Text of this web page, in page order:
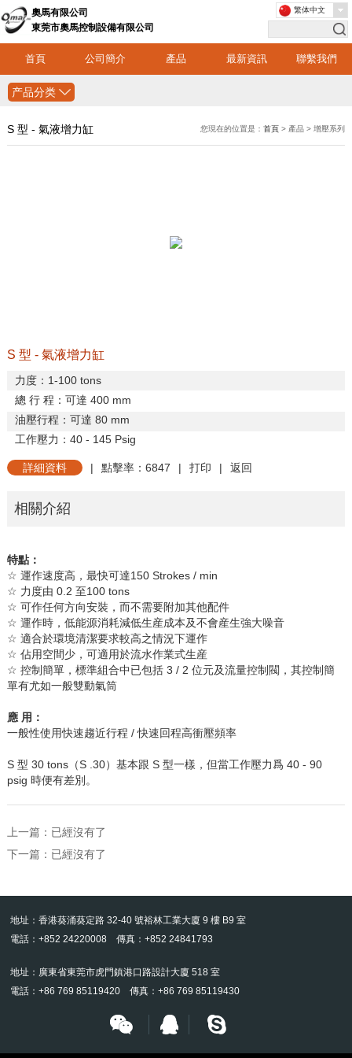
奧馬有限公司
東莞市奧馬控制設備有限公司
首頁 公司簡介 產品 最新資訊 聯繫我們
繁体中文
产品分类
S 型 - 氣液增力缸 您現在的位置是：首頁 > 產品 > 增壓系列
S 型 - 氣液增力缸
力度： 1-100 tons
總 行 程：可達 400 mm
油壓行程：可達 80 mm
工作壓力： 40 - 145 Psig
詳細資料 | 點擊率：6847 | 打印 | 返回
相關介紹
特點：
☆ 運作速度高，最快可達150 Strokes / min
☆ 力度由 0.2 至100 tons
☆ 可作任何方向安裝，而不需要附加其他配件
☆ 運作時，低能源消耗減低生産成本及不會産生強大噪音
☆ 適合於環境清潔要求較高之情況下運作
☆ 佔用空間少，可適用於流水作業式生産
☆ 控制簡單，標準組合中已包括3 / 2 位元及流量控制閥，其控制簡
單有尤如一般雙動氣筒
應 用：
一般性使用快速趨近行程 /快速回程高衝壓頻率
S 型 30 tons（S .30）基本跟 S 型一樣，但當工作壓力爲 40 - 90
psig 時便有差別。
上一篇：已經沒有了
下一篇：已經沒有了
地址：香港葵涌葵定路 32-40 號裕林工業大廈 9 樓 B9 室
電話：+852 24220008 傳真：+852 24841793
地址：廣東省東莞市虎門鎮港口路設計大廈 518 室
電話：+86 769 85119420 傳真：+86 769 85119430